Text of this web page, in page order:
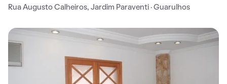
Rua Augusto Calheiros, Jardim Paraventi · Guarulhos